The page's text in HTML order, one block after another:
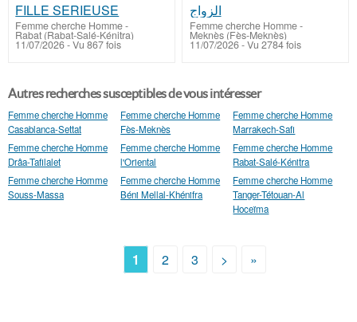
FILLE SERIEUSE
Femme cherche Homme-
Rabat (Rabat-Salé-Kénitra)
11/07/2026 - Vu 867 fois
الزواج
Femme cherche Homme-
Meknès‎ (Fès-Meknès)
11/07/2026 - Vu 2784 fois
Autres recherches susceptibles de vous intéresser
Femme cherche Homme
Casablanca-Settat
Femme cherche Homme
Fès-Meknès
Femme cherche Homme
Marrakech-Safi
Femme cherche Homme
Drâa-Tafilalet
Femme cherche Homme
l'Oriental
Femme cherche Homme
Rabat-Salé-Kénitra
Femme cherche Homme
Souss-Massa
Femme cherche Homme
Béni Mellal-Khénifra
Femme cherche Homme
Tanger-Tétouan-Al
Hoceïma
1 2 3 > »